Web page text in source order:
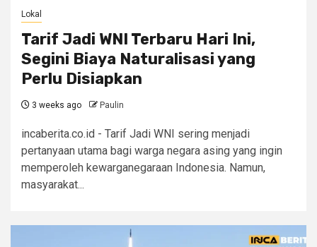
Lokal
Tarif Jadi WNI Terbaru Hari Ini,
Segini Biaya Naturalisasi yang
Perlu Disiapkan
3 weeks ago Paulin
incaberita.co.id - Tarif Jadi WNI sering menjadi
pertanyaan utama bagi warga negara asing yang ingin
memperoleh kewarganegaraan Indonesia. Namun,
masyarakat...